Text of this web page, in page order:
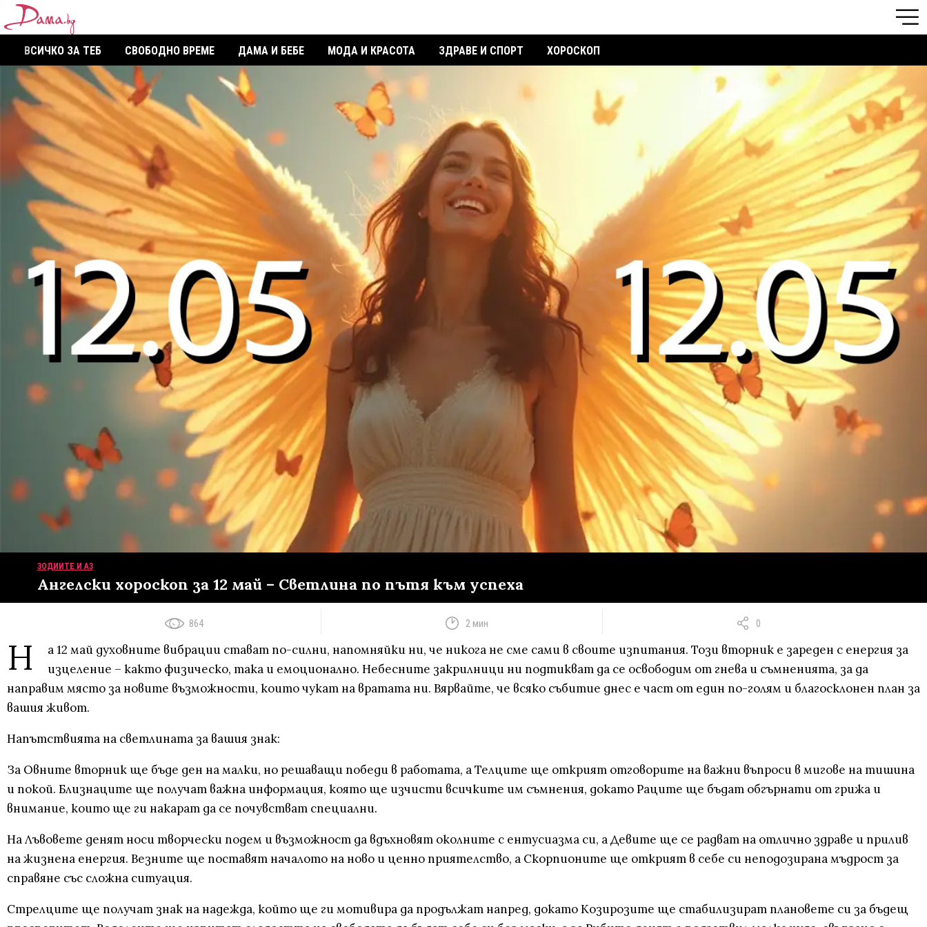
ВСИЧКО ЗА ТЕБ СВОБОДНО ВРЕМЕ ДАМА И БЕБЕ МОДА И КРАСОТА ЗДРАВЕ И СПОРТ ХОРОСКОП
ЗОДИИТЕ И АЗ
Ангелски хороскоп за 12 май – Светлина по пътя към успеха
864 2 мин 0
Н
а 12 май духовните вибрации стават по-силни, напомняйки ни, че никога не сме сами в своите изпитания. Този вторник е зареден с енергия за
изцеление – както физическо, така и емоционално. Небесните закрилници ни подтикват да се освободим от гнева и съмненията, за да
направим място за новите възможности, които чукат на вратата ни. Вярвайте, че всяко събитие днес е част от един по-голям и благосклонен план за
вашия живот.
Напътствията на светлината за вашия знак:
За Овните вторник ще бъде ден на малки, но решаващи победи в работата, а Телците ще открият отговорите на важни въпроси в мигове на тишина
и покой. Близнаците ще получат важна информация, която ще изчисти всичките им съмнения, докато Раците ще бъдат обгърнати от грижа и
внимание, които ще ги накарат да се почувстват специални.
На Лъвовете денят носи творчески подем и възможност да вдъхновят околните с ентусиазма си, а Девите ще се радват на отлично здраве и прилив
на жизнена енергия. Везните ще поставят началото на ново и ценно приятелство, а Скорпионите ще открият в себе си неподозирана мъдрост за
справяне със сложна ситуация.
Стрелците ще получат знак на надежда, който ще ги мотивира да продължат напред, докато Козирозите ще стабилизират плановете си за бъдещ